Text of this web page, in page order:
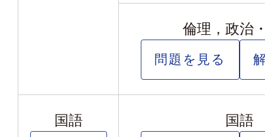
倫理，政治
問題を見る
国語 国語